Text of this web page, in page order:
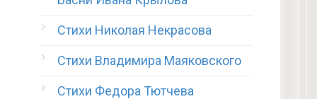
Стихи Николая Некрасова
Стихи Владимира Маяковского
Стихи Федора Тютчева